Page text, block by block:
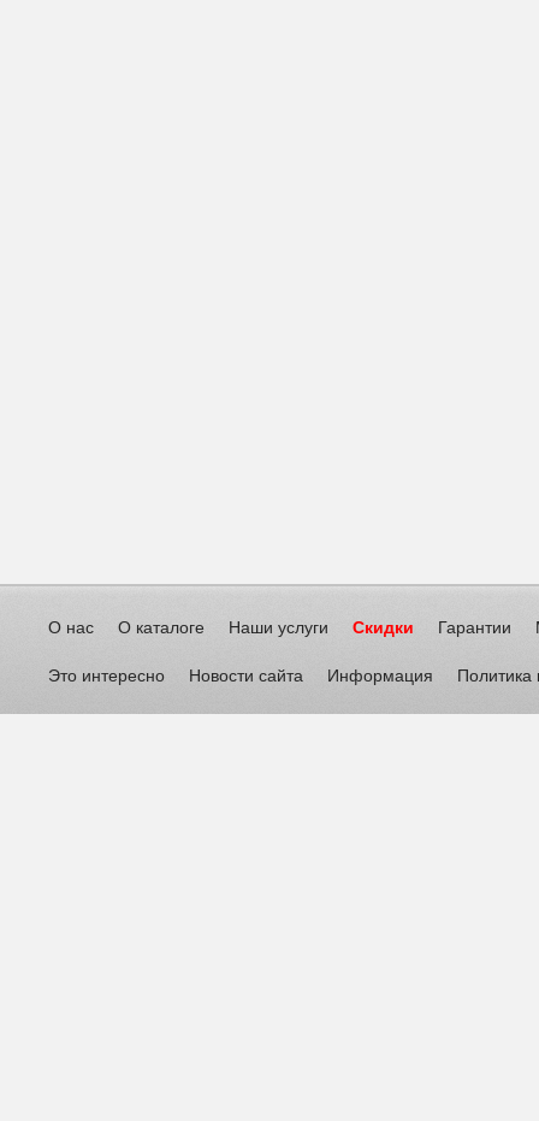
О нас О каталоге Наши услуги Скидки Гарантии
Это интересно Новости сайта Информация Политика